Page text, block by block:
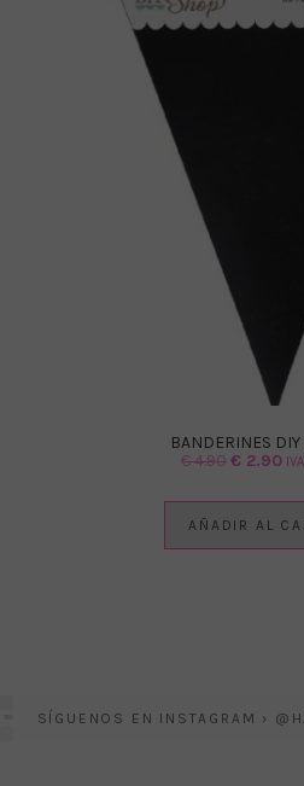
BANDERINES
€4.90El
€ 2.90El
AÑADIR AL
SÍGUENOS EN INSTAGRAM ›